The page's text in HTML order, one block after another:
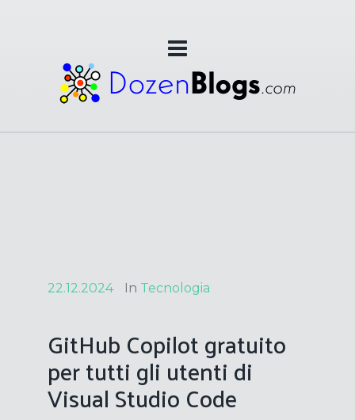
22.12.2024 In Tecnologia
GitHub Copilot gratuito
per tutti gli utenti di
Visual Studio Code